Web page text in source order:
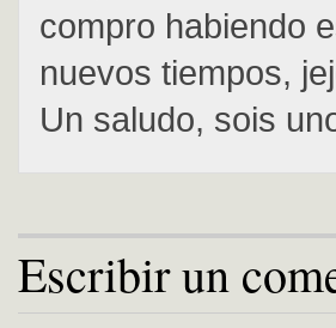
compro habiendo
nuevos tiempos,
Un saludo, sois
Escribir un